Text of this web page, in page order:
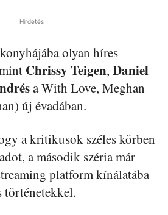
Hirdetés
konyhájába olyan híres
Chrissy Teigen, Daniel
a With Love, Meghan
új évadában.
a kritikusok széles körben
a második széria már
platform kínálatába
történetekkel.